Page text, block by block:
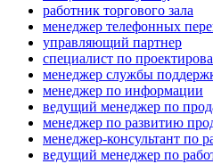
работник торгового зала
менеджер телефонных
управляющий партнер
специалист по
менеджер службы
менеджер по информации
ведущий менеджер по
менеджер по развитию
менеджер-консультант по
ведущий менеджер по